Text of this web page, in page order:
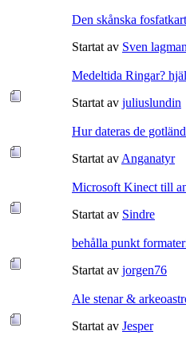
Den skånska
Startat av Sven lagman
Medeltida Ringar?
Startat av juliuslundin
Hur dateras de
Startat av Anganatyr
Microsoft Kinect till
Startat av Sindre
behålla punkt
Startat av jorgen76
Ale stenar &
Startat av Jesper